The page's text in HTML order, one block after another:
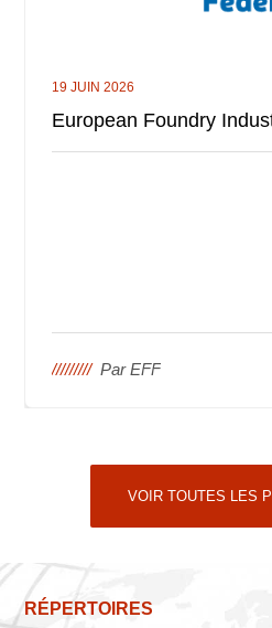
15 JUIN 2026
Journée Technique inter-
ParPatrick VERDOT
VOIR TOUTES LES
RÉPERTOIRES